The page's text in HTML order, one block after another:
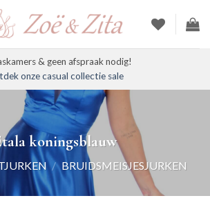
& geen afspraak nodig!
onze casual collectie sale
koningsblauw
/ BRUIDSMEISJESJURKEN